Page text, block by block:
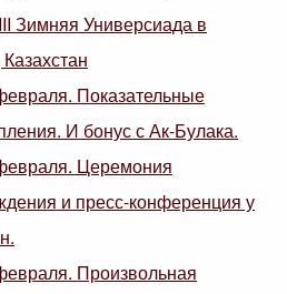
Зимняя Универсиада в
Показательные
И бонус с Ак-Булака.
Церемония
и пресс-конференция у
Произвольная